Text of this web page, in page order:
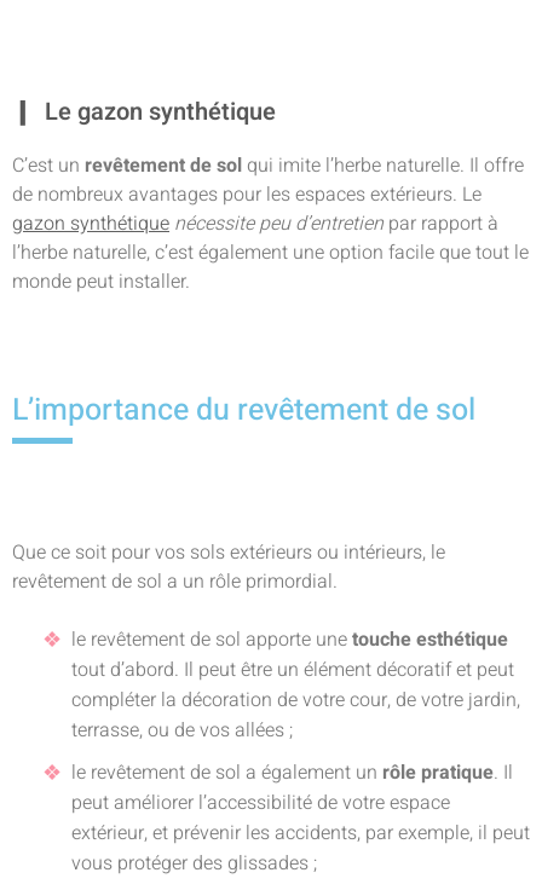
Le gazon synthétique
C’est un revêtement de sol qui imite l’herbe naturelle. Il offre
de nombreux avantages pour les espaces extérieurs. Le
gazon synthétique nécessite peu d’entretien par rapport à
l’herbe naturelle, c’est également une option facile que tout le
monde peut installer.
L’importance du revêtement de sol
Que ce soit pour vos sols extérieurs ou intérieurs, le
revêtement de sol a un rôle primordial.
le revêtement de sol apporte unetouche esthétique
tout d’abord. Il peut être un élément décoratif et peut
compléter la décoration de votre cour, de votre jardin,
terrasse, ou de vos allées ;
le revêtement de sol a également un rôle pratique. Il
peut améliorer l’accessibilité de votre espace
extérieur, et prévenir les accidents, par exemple, il peut
vous protéger des glissades ;